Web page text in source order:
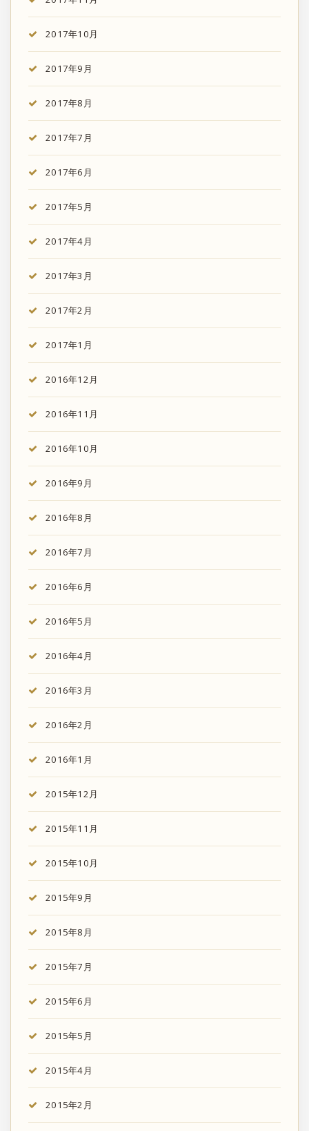
2017年10月
2017年9月
2017年8月
2017年7月
2017年6月
2017年5月
2017年4月
2017年3月
2017年2月
2017年1月
2016年12月
2016年11月
2016年10月
2016年9月
2016年8月
2016年7月
2016年6月
2016年5月
2016年4月
2016年3月
2016年2月
2016年1月
2015年12月
2015年11月
2015年10月
2015年9月
2015年8月
2015年7月
2015年6月
2015年5月
2015年4月
2015年2月